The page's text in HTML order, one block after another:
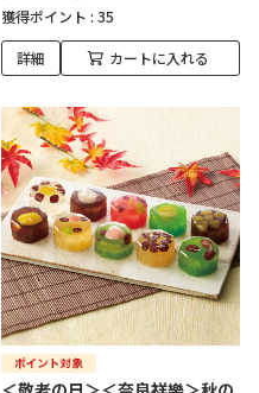
獲得ポイント : 35
詳細 カートに入れる